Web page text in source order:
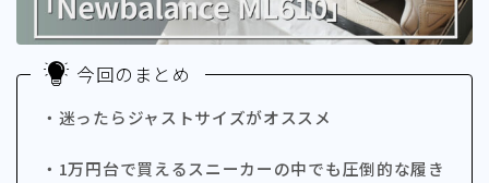
今回のまとめ
・迷ったらジャストサイズがオススメ
・1万円台で買えるスニーカーの中でも圧倒的な履き